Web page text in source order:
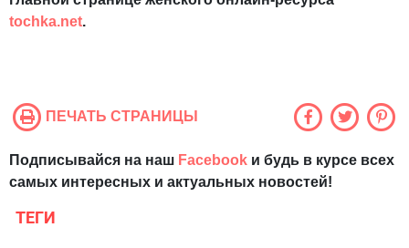
tochka.net.
ПЕЧАТЬ СТРАНИЦЫ
Подписывайся на наш Facebook и будь в курсе всех
самых интересных и актуальных новостей!
ТЕГИ